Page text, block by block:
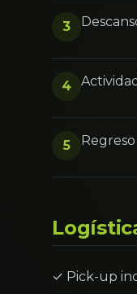
3
4
5
✓ Pick-up